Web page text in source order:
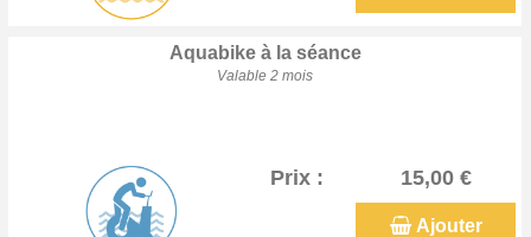
Aquabike à la séance
Valable 2 mois
Prix : 15,00 €
Ajouter